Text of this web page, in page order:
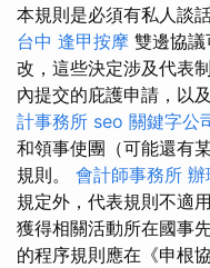
本規則是必須有私人談
台中 逢甲按摩 雙邊協
改，這些決定涉及代表
內提交的庇護申請，以
計事務所 seo 關鍵字公
和領事使團（可能還有
規則。 會計師事務所 辦
規定外，代表規則不適
獲得相關活動所在國事
的程序規則應在《申根